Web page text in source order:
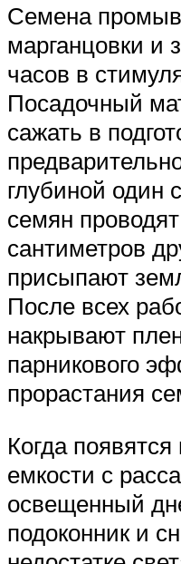
Семена
марганцовки и
часов в
Посадочный
сажать в
глубиной один
семян
сантиметров
присыпают
После всех
накрывают
парникового
прорастания
Когда
емкости с
освещенный
подоконник и